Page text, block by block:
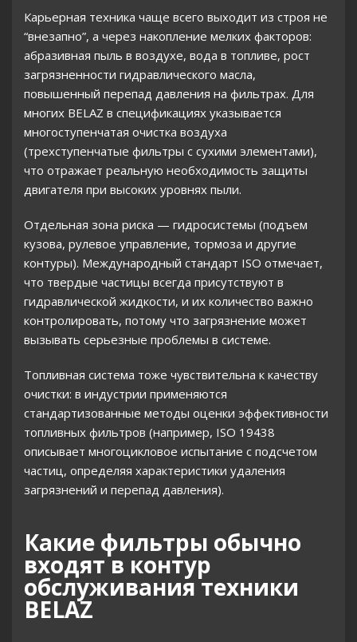
Карьерная техника чаще всего выходит из строя не
“внезапно”, а через накопление мелких факторов:
абразивная пыль в воздухе, вода в топливе, рост
загрязненности гидравлического масла,
повышенный перепад давления на фильтрах. Для
многих BELAZ в спецификациях указывается
многоступенчатая очистка воздуха
(трехступенчатые фильтры с сухими элементами),
что отражает реальную необходимость защиты
двигателя при высоких уровнях пыли.
Отдельная зона риска — гидросистемы (подъем
кузова, рулевое управление, тормоза и другие
контуры). Международный стандарт ISO отмечает,
что твердые частицы всегда присутствуют в
гидравлической жидкости, и их количество важно
контролировать, потому что загрязнение может
вызывать серьезные проблемы в системе.
Топливная система тоже чувствительна к качеству
очистки: в индустрии применяются
стандартизованные методы оценки эффективности
топливных фильтров (например, ISO 19438
описывает многоцикловое испытание с подсчетом
частиц, определяя характеристики удаления
загрязнений и перепад давления).
Какие фильтры обычно
входят в контур
обслуживания техники
BELAZ